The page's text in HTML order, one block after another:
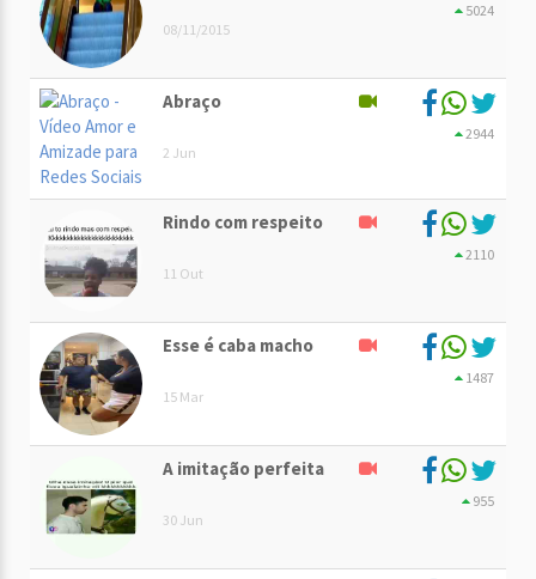
08/11/2015
5024
Abraço
2 Jun
2944
Rindo com respeito
11 Out
2110
Esse é caba macho
15 Mar
1487
A imitação perfeita
30 Jun
955